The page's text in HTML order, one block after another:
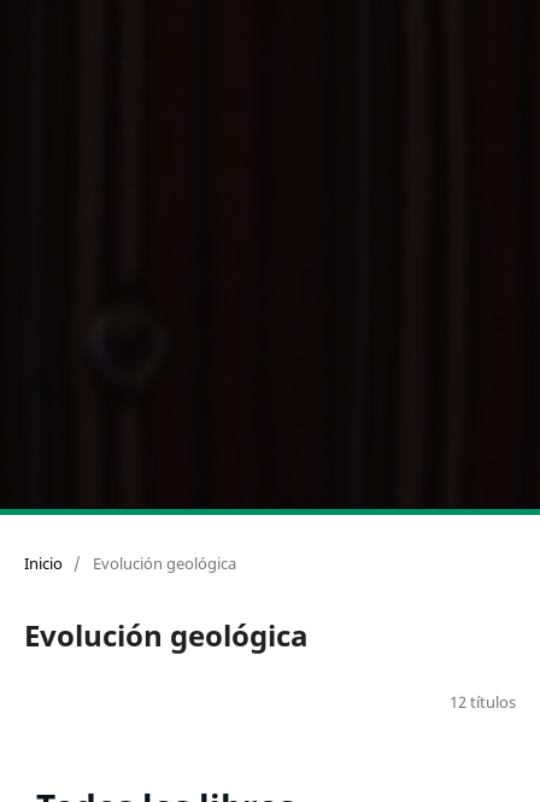
Inicio / Evolución geológica
Evolución geológica
12 títulos